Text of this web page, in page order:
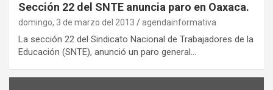
Sección 22 del SNTE anuncia paro en Oaxaca.
domingo, 3 de marzo del 2013 agendainformativa
La sección 22 del Sindicato Nacional de Trabajadores de la
Educación (SNTE), anunció un paro general…